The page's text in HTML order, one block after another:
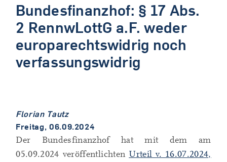
Bundesfinanzhof: § 17 Abs.
2 RennwLottG a.F. weder
europarechtswidrig noch
verfassungswidrig
Florian Tautz
Freitag, 06.09.2024
Der Bundesfinanzhof hat mit dem am
05.09.2024 veröffentlichten Urteil v. 16.07.2024,